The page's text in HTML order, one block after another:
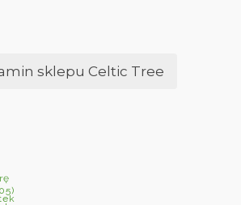
sklepu Celtic Tree